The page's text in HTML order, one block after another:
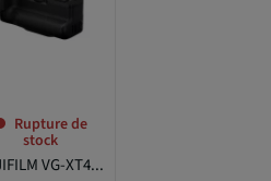
Rupture de
stock
VG-XT4...